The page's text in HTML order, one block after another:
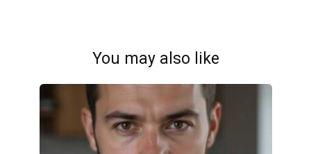
You may also like